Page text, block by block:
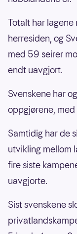
Totalt har
herresiden, og
med 59 seirer
endt uavgjort.
Svenskene har
oppgjørene,
Samtidig har de
utvikling mellom
fire siste
uavgjorte.
Sist svenskene